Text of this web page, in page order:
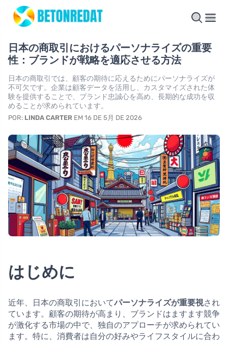
日本の商取引におけるパーソナライズの重要
性：ブランドが戦略を適応させる方法
日本の商取引では、顧客の期待に応えるためにパーソナライズが
不可欠です。企業は顧客データを活用し、カスタマイズされた体
験を提供することで、ブランド忠誠心を高め、長期的な成功を収
めることが求められています。
POR: LINDA CARTER EM 16 DE 5月 DE 2026
はじめに
近年、日本の商取引においてパーソナライズが重要視され
ています。顧客の期待が高まり、ブランドはますます競争
が激化する市場の中で、独自のアプローチが求められてい
ます。特に、消費者は自分の好みやライフスタイルに合わ